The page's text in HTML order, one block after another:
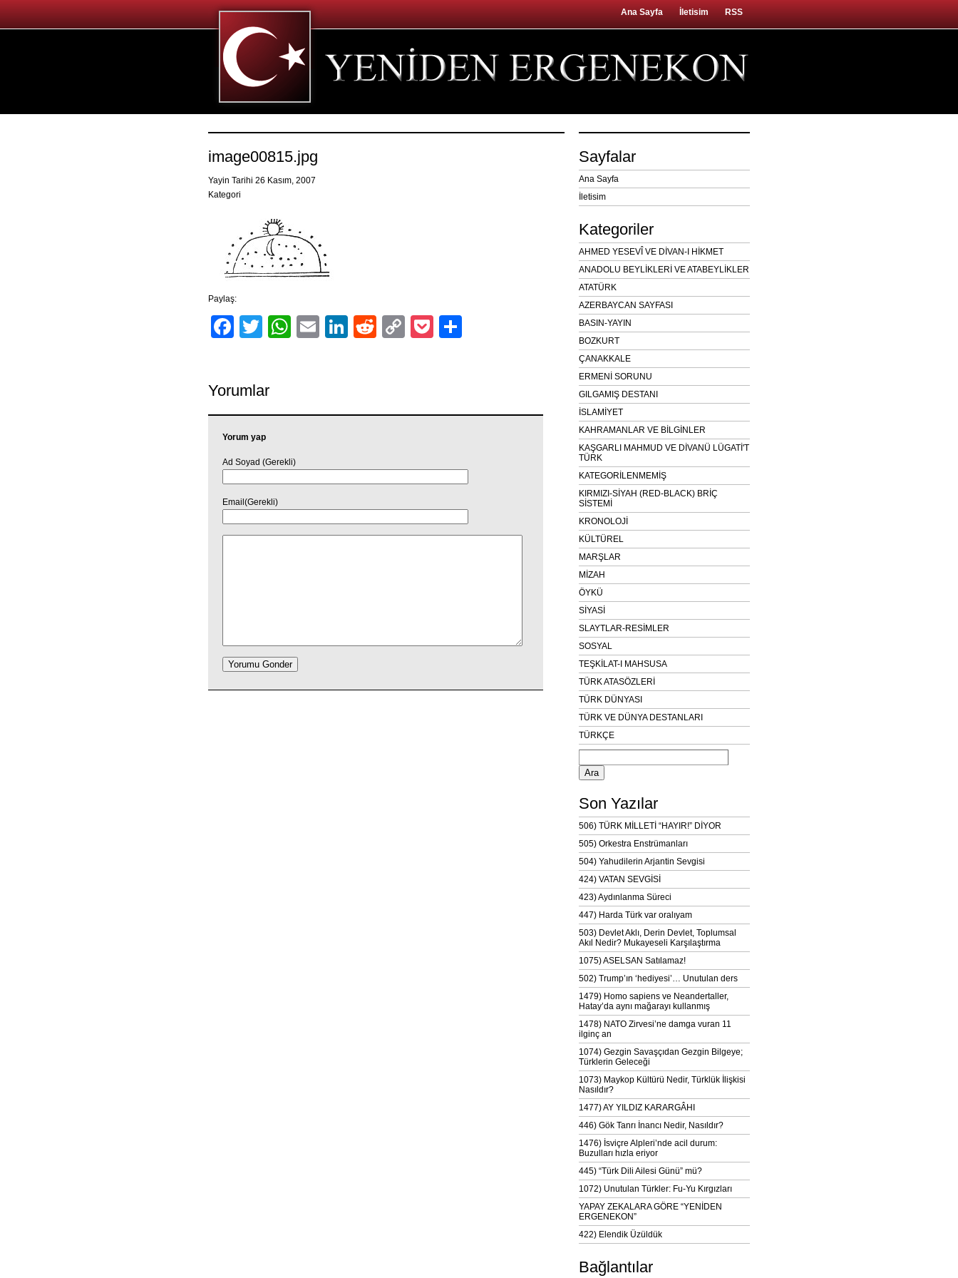
Ana Sayfa İletisim RSS
image00815.jpg
Yayin Tarihi 26 Kasım, 2007
Kategori
Paylaş:
Facebook
TwitterWhatsApp
EmailLinkedIn
RedditCopyPocket
Yorumlar
Yorum yap
Ad Soyad (Gerekli)
Email(Gerekli)
Sayfalar
Ana Sayfa
İletisim
Kategoriler
AHMED YESEVÎ VE DİVAN-I HİKMET
ANADOLU BEYLİKLERİ VE ATABEYLİKLER
ATATÜRK
AZERBAYCAN SAYFASI
BASIN-YAYIN
BOZKURT
ÇANAKKALE
ERMENİ SORUNU
GILGAMIŞ DESTANI
İSLAMİYET
KAHRAMANLAR VE BİLGİNLER
KAŞGARLI MAHMUD VE DİVANÜ LÜGATİ'T
TÜRK
KATEGORİLENMEMİŞ
KIRMIZI-SİYAH (RED-BLACK) BRİÇ
SİSTEMİ
KRONOLOJİ
KÜLTÜREL
MARŞLAR
MİZAH
ÖYKÜ
SİYASİ
SLAYTLAR-RESİMLER
SOSYAL
TEŞKİLAT-I MAHSUSA
TÜRK ATASÖZLERİ
TÜRK DÜNYASI
TÜRK VE DÜNYA DESTANLARI
TÜRKÇE
Arama:
Son Yazılar
506) TÜRK MİLLETİ “HAYIR!” DİYOR
505) Orkestra Enstrümanları
504) Yahudilerin Arjantin Sevgisi
424) VATAN SEVGİSİ
423) Aydınlanma Süreci
447) Harda Türk var oralıyam
503) Devlet Aklı, Derin Devlet, Toplumsal
Akıl Nedir? Mukayeseli Karşılaştırma
1075) ASELSAN Satılamaz!
502) Trump’ın ‘hediyesi’… Unutulan ders
1479) Homo sapiens ve Neandertaller,
Hatay’da aynı mağarayı kullanmış
1478) NATO Zirvesi’ne damga vuran 11
ilginç an
1074) Gezgin Savaşçıdan Gezgin Bilgeye;
Türklerin Geleceği
1073) Maykop Kültürü Nedir, Türklük İlişkisi
Nasıldır?
1477) AY YILDIZ KARARGÂHI
446) Gök Tanrı İnancı Nedir, Nasıldır?
1476) İsviçre Alpleri’nde acil durum:
Buzulları hızla eriyor
445) “Türk Dili Ailesi Günü” mü?
1072) Unutulan Türkler: Fu-Yu Kırgızları
YAPAY ZEKALARA GÖRE “YENİDEN
ERGENEKON”
422) Elendik Üzüldük
Bağlantılar